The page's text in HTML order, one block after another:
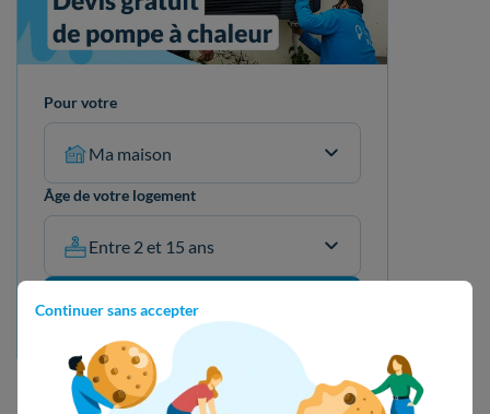
Continuer sans accepter
Pour votre
Ma maison
Âge de votre logement
Entre 2 et 15 ans
Mon devis gratuit